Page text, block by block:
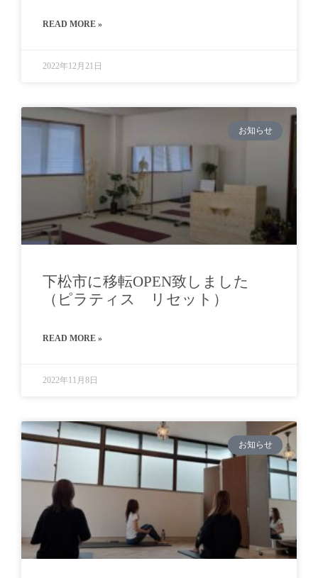
READ MORE »
2022年12月21日
お知らせ
下松市に移転OPEN致しました
（ピラティス リセット）
READ MORE »
2022年11月8日
お知らせ